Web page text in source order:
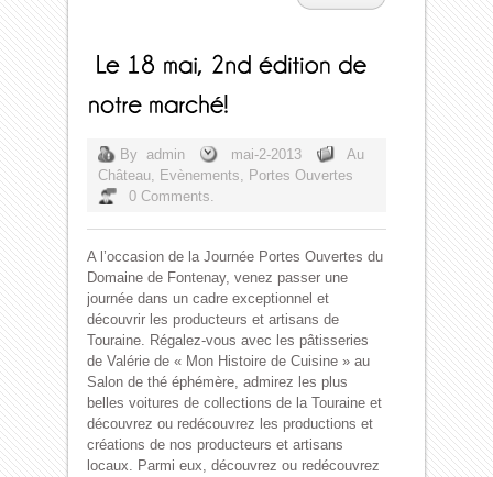
By admin mai-2-2013
Au
Château, Evènements, Portes Ouvertes
0 Comments.
A l’occasion de la Journée Portes Ouvertes du
Domaine de Fontenay, venez passer une
journée dans un cadre exceptionnel et
découvrir les producteurs et artisans de
Touraine. Régalez-vous avec les pâtisseries
de Valérie de « Mon Histoire de Cuisine » au
Salon de thé éphémère, admirez les plus
belles voitures de collections de la Touraine et
découvrez ou redécouvrez les productions et
créations de nos producteurs et artisans
locaux. Parmi eux, découvrez ou redécouvrez